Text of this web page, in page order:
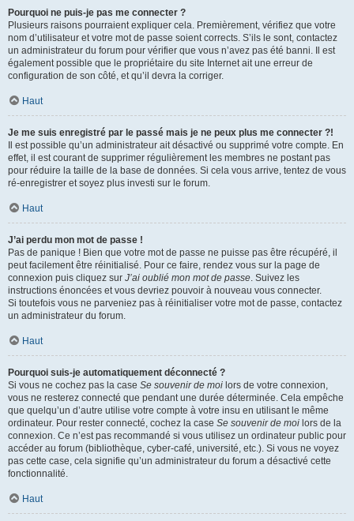
Pourquoi ne puis-je pas me connecter ?
Plusieurs raisons pourraient expliquer cela. Premièrement, vérifiez que votre
nom d’utilisateur et votre mot de passe soient corrects. S’ils le sont, contactez
un administrateur du forum pour vérifier que vous n’avez pas été banni. Il est
également possible que le propriétaire du site Internet ait une erreur de
configuration de son côté, et qu’il devra la corriger.
Haut
Je me suis enregistré par le passé mais je ne peux plus me connecter ?!
Il est possible qu’un administrateur ait désactivé ou supprimé votre compte. En
effet, il est courant de supprimer régulièrement les membres ne postant pas
pour réduire la taille de la base de données. Si cela vous arrive, tentez de vous
ré-enregistrer et soyez plus investi sur le forum.
Haut
J’ai perdu mon mot de passe !
Pas de panique ! Bien que votre mot de passe ne puisse pas être récupéré, il
peut facilement être réinitialisé. Pour ce faire, rendez vous sur la page de
connexion puis cliquez sur J’ai oublié mon mot de passe. Suivez les
instructions énoncées et vous devriez pouvoir à nouveau vous connecter.
Si toutefois vous ne parveniez pas à réinitialiser votre mot de passe, contactez
un administrateur du forum.
Haut
Pourquoi suis-je automatiquement déconnecté ?
Si vous ne cochez pas la case Se souvenir de moi lors de votre connexion,
vous ne resterez connecté que pendant une durée déterminée. Cela empêche
que quelqu’un d’autre utilise votre compte à votre insu en utilisant le même
ordinateur. Pour rester connecté, cochez la case Se souvenir de moi lors de la
connexion. Ce n’est pas recommandé si vous utilisez un ordinateur public pour
accéder au forum (bibliothèque, cyber-café, université, etc.). Si vous ne voyez
pas cette case, cela signifie qu’un administrateur du forum a désactivé cette
fonctionnalité.
Haut